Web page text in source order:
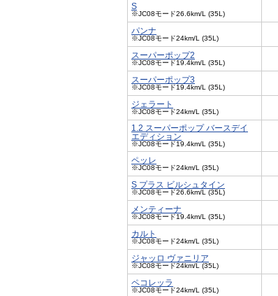
S
※JC08モード26.6km/L (35L)
パンナ
※JC08モード24km/L (35L)
スーパーポップ2
※JC08モード19.4km/L (35L)
スーパーポップ3
※JC08モード19.4km/L (35L)
ジェラート
※JC08モード24km/L (35L)
1.2 スーパーポップ バースデイ
エディション
※JC08モード19.4km/L (35L)
ペッレ
※JC08モード24km/L (35L)
S プラス ビルシュタイン
※JC08モード26.6km/L (35L)
メンティーナ
※JC08モード19.4km/L (35L)
カルト
※JC08モード24km/L (35L)
ジャッロ ヴァニリア
※JC08モード24km/L (35L)
ペコレッラ
※JC08モード24km/L (35L)